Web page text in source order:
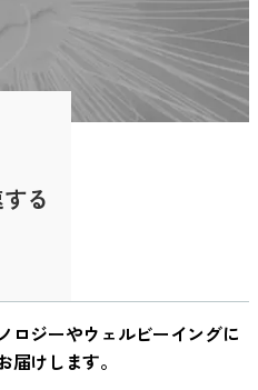
業用BGMとして利用される
能性と安定性が高いためと考
10選 作業用BGMの
は、作
、音量や聞こえ方、周囲の
に関わる要素とされていま
を
え方や作業への影響が変わる
られています。これはヤーキ
知られています。 ADHD
で覚醒水準が十分に保たれに
。もし覚醒が低い状態にある
激が覚醒水準を安定させる方
パフォーマンスが改善するこ
et al. (2002)の研究では、
果になることも報告されてい
べての音が同じように作用す
は、音の「種類」によって課
示されています。ここでは、
引き起こしやすいとされるた
は控えめに設計されることが
を中心に安定した持続音を用
性を抑える工夫がなされま
デザインが特徴とされていま
き起こす可能性があるため、
とが重要とされています。
いった、睡眠に適した音楽条
楽”ではなく、脳の状態変化
現されている点が、SLEEP状
を実施しました。次に被験者
を行います。 安静時の
リラックスした状態（目を開
で数分間記録されました。ポ
と努めているわけではないと
脳のクセ”が記録されたと言
した。脳波にはΔ波（1～
～12Hz）、β波（12～
った周波数帯があります。各
脳波の強さ（パワー）が計算
との関係が分析されたので
感情を理解しようとすると
が手を動かすときだけでな
見ているだけでも反応するこ
のことのように理解する仕組
実際、誰かが物
場面を見ると、μ波の強さは
と呼ばれ、「脳がその人の
いるサイン」と捉えられてい
研究チーム
にはより共感的な脳反応が出
データ
。参加者の脳は、支持してい
は、「ご褒美を選べること」
本当に高めるのかを実験的に
してお金や賞品を与えるとい
設計すればパフォーマンス向
なわれ、やる気を削いでしま
過正当化効果）」も知られて
の剣であり、その種類や与え
では「選択の自
響するのでしょうか？自己決
る
ロジーやウェルビーイングに
けします。